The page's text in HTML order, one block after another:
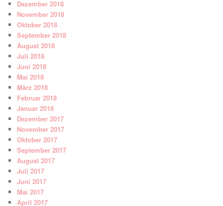
Dezember 2018
November 2018
Oktober 2018
September 2018
August 2018
Juli 2018
Juni 2018
Mai 2018
März 2018
Februar 2018
Januar 2018
Dezember 2017
November 2017
Oktober 2017
September 2017
August 2017
Juli 2017
Juni 2017
Mai 2017
April 2017